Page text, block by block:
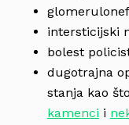
intersticijski
bolest
dugotrajna
stanja kao
kamenci i